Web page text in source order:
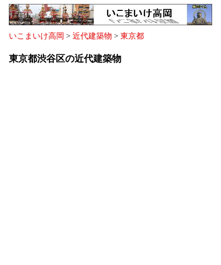
いこまいけ高岡 > 近代建築物 > 東京都
東京都渋谷区の近代建築物